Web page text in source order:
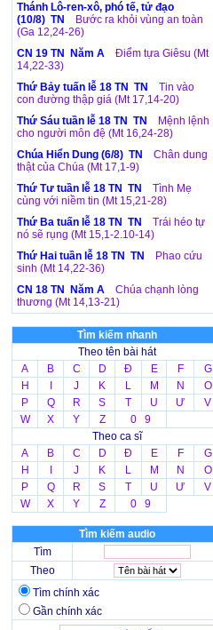
Thánh Lô-ren-xô, phó tế, tử đạo
(10/8) TN
Bước ra khỏi vùng an toàn
(Ga 12,24-26)
CN 19 TN Năm A
Điểm tựa Giêsu (Mt
14,22-33)
Thứ Bảy tuấn lễ 18 TN TN
Tin vào
con đường thập giá (Mt 17,14-20)
Thứ Sáu tuần lễ 18 TN TN
Mệnh lệnh
cho người môn đệ (Mt 16,24-28)
Chúa Hiển Dung (6/8) TN
Chân dung
thật của Chúa (Mt 17,1-9)
Thứ Tư tuần lễ 18 TN TN
Tình Mẹ
cùng với niềm tin (Mt 15,21-28)
Thứ Ba tuấn lễ 18 TN TN
Trái héo tự
nó sẽ rụng (Mt 15,1-2.10-14)
Thứ Hai tuần lễ 18 TN TN
Phao cứu
sinh (Mt 14,22-36)
CN 18 TN Năm A
Chúa chạnh lòng
thương (Mt 14,13-21)
Tìm kiếm nhanh
Theo tên bài hát
A
B C D Đ E F
G
H
J K L M N
O
P
Q R S T U Ư
V
W
X Y Z
0 9
Theo ca sĩ
A
B C D Đ E F
G
H
J K L M N
O
P
Q R S T U Ư
V
W
X Y Z 0 9
Tìm kiếm audio
Tìm
Theo
Tìm chính xác
Gần chính xác